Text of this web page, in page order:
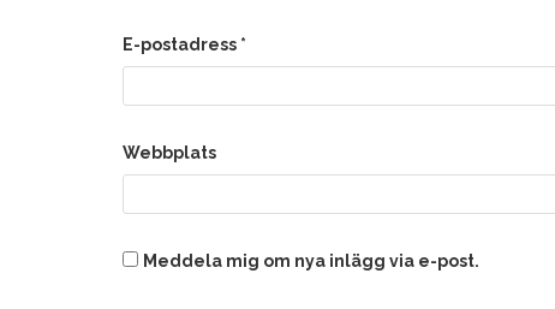
E-postadress *
Webbplats
Meddela mig om nya inlägg via e-post.